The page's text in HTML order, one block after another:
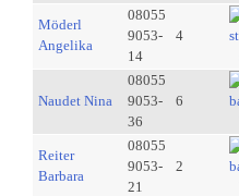
Möderl
Angelika
08055
9053-
14
4
Naudet Nina
08055
9053-
36
6
Reiter
Barbara
08055
9053-
21
2